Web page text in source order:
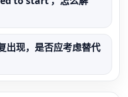
出现，是否应考虑替代